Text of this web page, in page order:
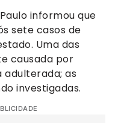
informou que
sete casos de
Uma das
causada por
adulterada; as
investigadas.